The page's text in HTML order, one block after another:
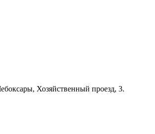
Хозяйственный проезд, 3.